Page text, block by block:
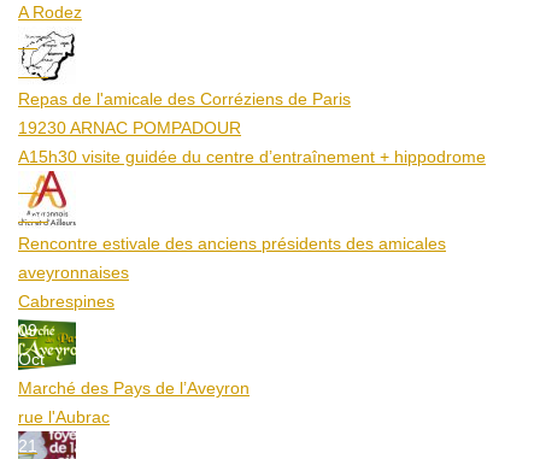
A Rodez
23
Aoû
Repas de l'amicale des Corréziens de Paris
19230 ARNAC POMPADOUR
A15h30 visite guidée du centre d’entraînement + hippodrome
25
Aoû
Rencontre estivale des anciens présidents des amicales
aveyronnaises
Cabrespines
09
Oct
Marché des Pays de l’Aveyron
rue l'Aubrac
21